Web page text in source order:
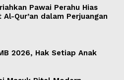
Pawai Perahu Hias
Qur’an dalam Perjuangan
2026, Hak Setiap Anak